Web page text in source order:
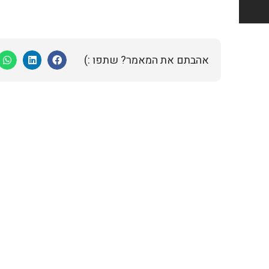
אהבתם את המאמר? שתפו :)